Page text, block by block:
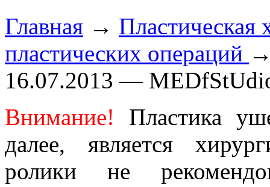
Главная → Пластическая
пластических операций
16.07.2013 —
Внимание! Пластика
далее, является
ролики не